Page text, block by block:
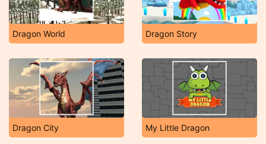
Dragon World Dragon Story
Dragon City My Little Dragon